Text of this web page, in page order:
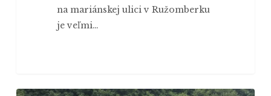
na mariánskej ulici v Ružomberku
je veľmi…